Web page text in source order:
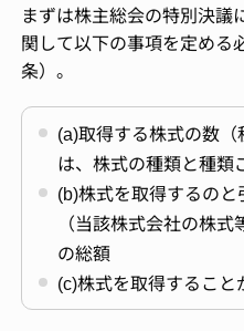
まずは株主総会の特別決議
関して以下の事項を定める
条）。
(a)取得する株式の数
は、株式の種類と種類
(b)株式を取得するの
（当該株式会社の株
の総額
(c)株式を取得すること